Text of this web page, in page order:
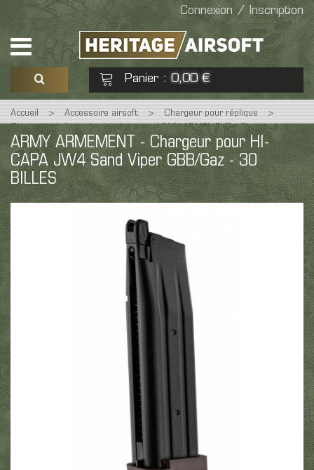
Connexion / Inscription
Panier : 0,00 €
Voir mon panier Commander
Aucun produit
Accueil > Accessoire airsoft > Chargeur pour réplique
>
Chargeur réplique de pistolet
ARMY ARMEMENT - Chargeur pour
HI-CAPA JW4 Sand Viper GBB/Gaz - 30 BILLES
ARMY ARMEMENT - Chargeur pour HI-
CAPA JW4 Sand Viper GBB/Gaz - 30
BILLES